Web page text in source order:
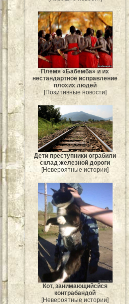
Племя «Бабемба» и их
нестандартное исправление
плохих людей
[Позитивные новости]
Дети преступники ограбили
склад железной дороги
[Невероятные истории]
Кот, занимающийсйся
контрабандой
[Невероятные истории]